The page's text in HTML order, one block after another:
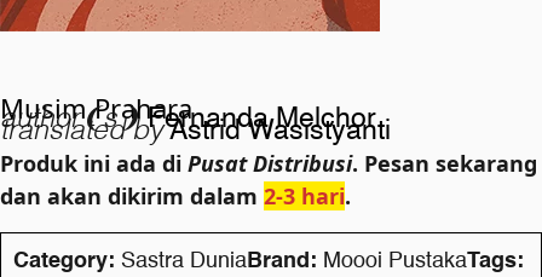
Musim Prahara
author❨s❩ Fernanda Melchor
translated by Astrid Wasistyanti
Produk ini ada di Pusat Distribusi. Pesan sekarang
dan akan dikirim dalam 2-3 hari.
Category: Sastra Dunia Brand: Moooi PustakaTags: